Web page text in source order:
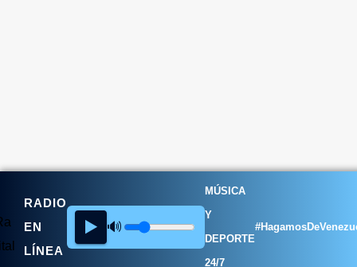
RADIO
EN
LÍNEA
▶️ 🔊
MÚSICA
Y
DEPORTE
24/7